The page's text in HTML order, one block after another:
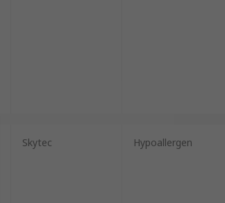
Skytec Hypoallergen